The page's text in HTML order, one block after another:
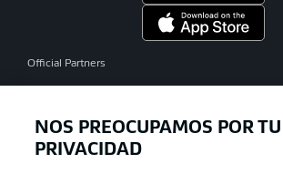
Official Partners
NOS PREOCUPAMOS POR TU
PRIVACIDAD